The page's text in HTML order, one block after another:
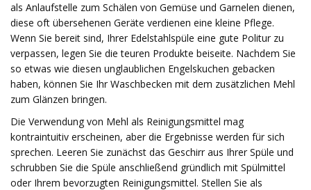
als Anlaufstelle zum Schälen von Gemüse und Garnelen dienen,
diese oft übersehenen Geräte verdienen eine kleine Pflege.
Wenn Sie bereit sind, Ihrer Edelstahlspüle eine gute Politur zu
verpassen, legen Sie die teuren Produkte beiseite. Nachdem Sie
so etwas wie diesen unglaublichen Engelskuchen gebacken
haben, können Sie Ihr Waschbecken mit dem zusätzlichen Mehl
zum Glänzen bringen.
Die Verwendung von Mehl als Reinigungsmittel mag
kontraintuitiv erscheinen, aber die Ergebnisse werden für sich
sprechen. Leeren Sie zunächst das Geschirr aus Ihrer Spüle und
schrubben Sie die Spüle anschließend gründlich mit Spülmittel
oder Ihrem bevorzugten Reinigungsmittel. Stellen Sie als